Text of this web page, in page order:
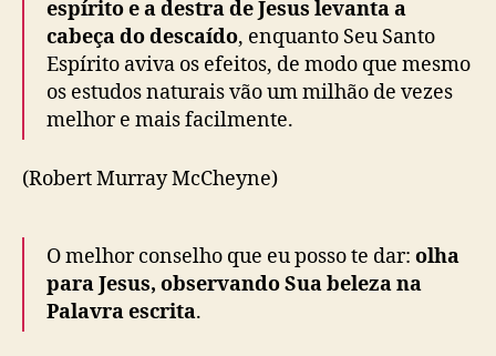
espírito e a destra de Jesus levanta a
cabeça do descaído, enquanto Seu Santo
Espírito aviva os efeitos, de modo que mesmo
os estudos naturais vão um milhão de vezes
melhor e mais facilmente.
(Robert Murray McCheyne)
O melhor conselho que eu posso te dar: olha
para Jesus, observando Sua beleza na
Palavra escrita.